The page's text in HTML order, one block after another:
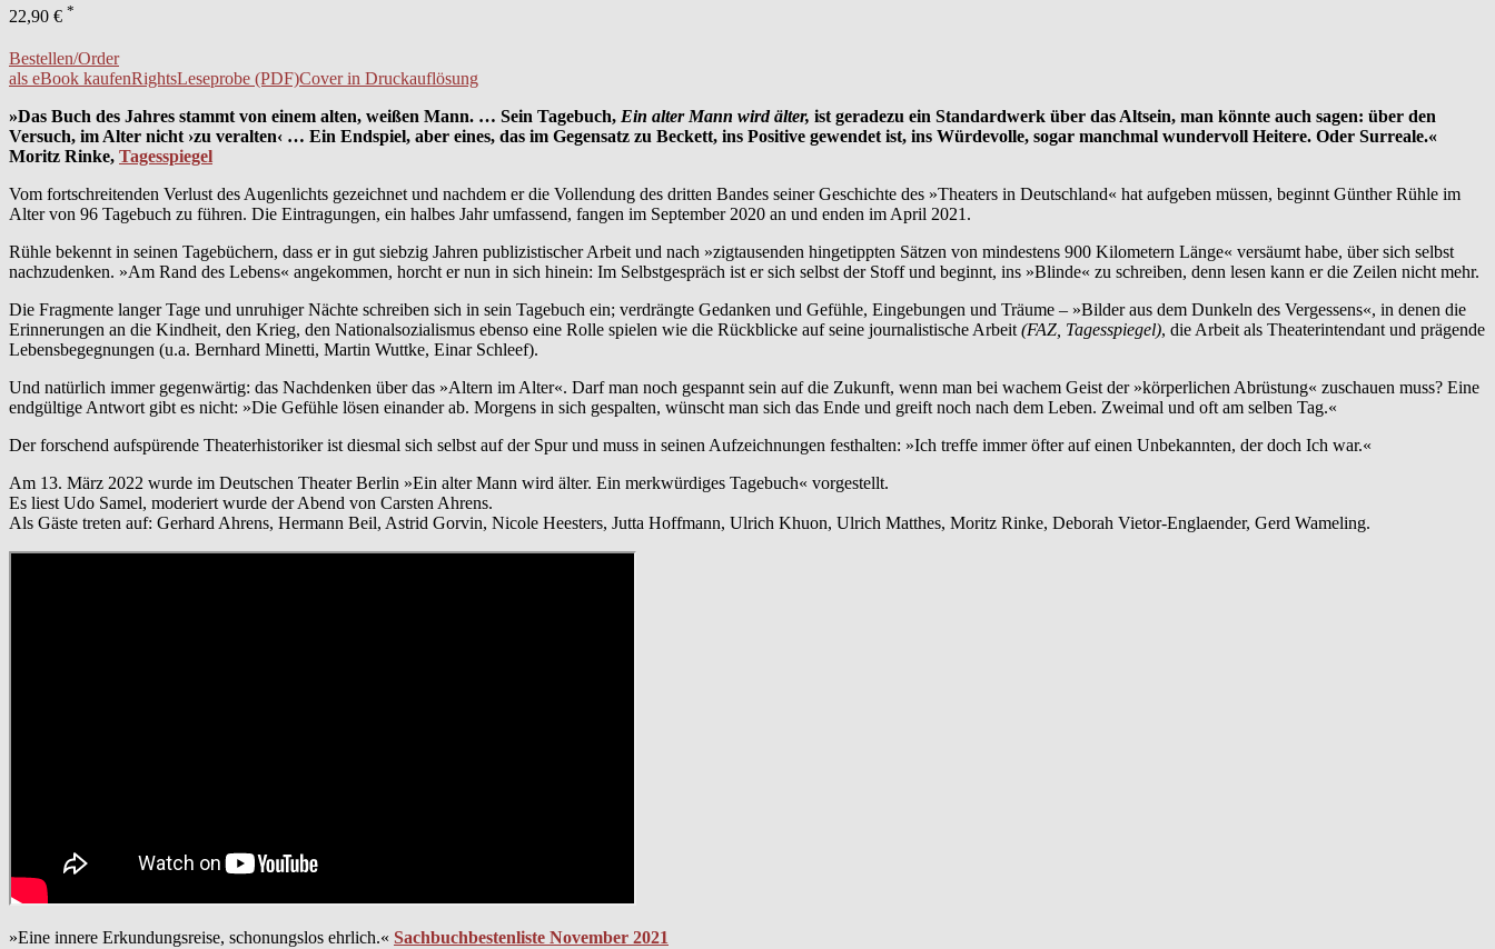
22,90 € *
Bestellen/Order
als eBook kaufenRightsLeseprobe (PDF)Cover in Druckauflösung
»Das Buch des Jahres stammt von einem alten, weißen Mann. … Sein Tagebuch, Ein alter Mann wird älter, ist geradezu ein Standardwerk über das Altsein, man könnte auch sagen: über den
Versuch, im Alter nicht ›zu veralten‹ … Ein Endspiel, aber eines, das im Gegensatz zu Beckett, ins Positive gewendet ist, ins Würdevolle, sogar manchmal wundervoll Heitere. Oder Surreale.«
Moritz Rinke, Tagesspiegel
Vom fortschreitenden Verlust des Augenlichts gezeichnet und nachdem er die Vollendung des dritten Bandes seiner Geschichte des »Theaters in Deutschland« hat aufgeben müssen, beginnt Günther Rühle im
Alter von 96 Tagebuch zu führen. Die Eintragungen, ein halbes Jahr umfassend, fangen im September 2020 an und enden im April 2021.
Rühle bekennt in seinen Tagebüchern, dass er in gut siebzig Jahren publizistischer Arbeit und nach »zigtausenden hingetippten Sätzen von mindestens 900 Kilometern Länge« versäumt habe, über sich selbst
nachzudenken. »Am Rand des Lebens« angekommen, horcht er nun in sich hinein: Im Selbstgespräch ist er sich selbst der Stoff und beginnt, ins »Blinde« zu schreiben, denn lesen kann er die Zeilen nicht mehr.
Die Fragmente langer Tage und unruhiger Nächte schreiben sich in sein Tagebuch ein; verdrängte Gedanken und Gefühle, Eingebungen und Träume – »Bilder aus dem Dunkeln des Vergessens«, in denen die
Erinnerungen an die Kindheit, den Krieg, den Nationalsozialismus ebenso eine Rolle spielen wie die Rückblicke auf seine journalistische Arbeit (FAZ, Tagesspiegel), die Arbeit als Theaterintendant und prägende
Lebensbegegnungen (u.a. Bernhard Minetti, Martin Wuttke, Einar Schleef).
Und natürlich immer gegenwärtig: das Nachdenken über das »Altern im Alter«. Darf man noch gespannt sein auf die Zukunft, wenn man bei wachem Geist der »körperlichen Abrüstung« zuschauen muss? Eine
endgültige Antwort gibt es nicht: »Die Gefühle lösen einander ab. Morgens in sich gespalten, wünscht man sich das Ende und greift noch nach dem Leben. Zweimal und oft am selben Tag.«
Der forschend aufspürende Theaterhistoriker ist diesmal sich selbst auf der Spur und muss in seinen Aufzeichnungen festhalten: »Ich treffe immer öfter auf einen Unbekannten, der doch Ich war.«
Am 13. März 2022 wurde im Deutschen Theater Berlin »Ein alter Mann wird älter. Ein merkwürdiges Tagebuch« vorgestellt.
Es liest Udo Samel, moderiert wurde der Abend von Carsten Ahrens.
Als Gäste treten auf: Gerhard Ahrens, Hermann Beil, Astrid Gorvin, Nicole Heesters, Jutta Hoffmann, Ulrich Khuon, Ulrich Matthes, Moritz Rinke, Deborah Vietor-Englaender, Gerd Wameling.
»Eine innere Erkundungsreise, schonungslos ehrlich.« Sachbuchbestenliste November 2021